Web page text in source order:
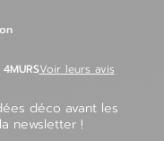
Voir leurs avis
déco avant les
newsletter !